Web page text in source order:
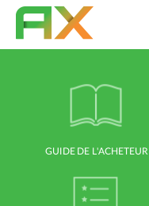
GUIDE DE L'ACHETEUR